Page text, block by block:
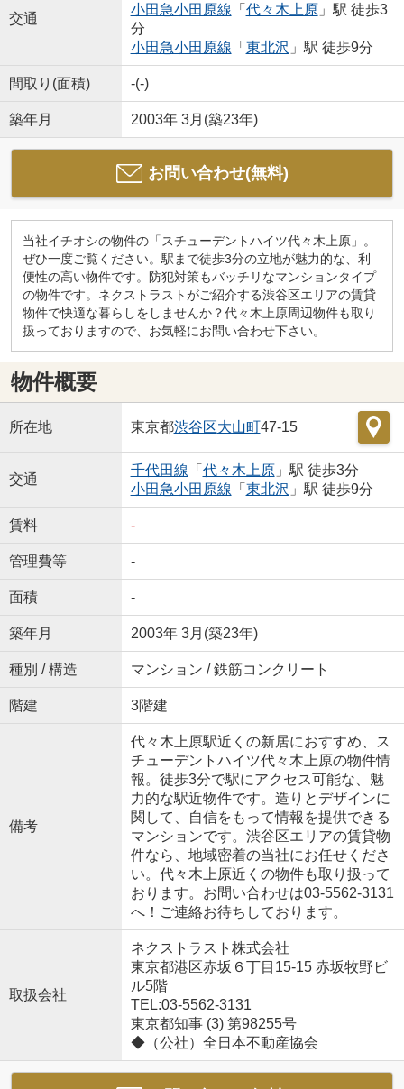
交通
小田急小田原線 「 代々木上原」駅 徒歩3
分
小田急小田原線 「 東北沢 」駅 徒歩9分
間取り(面積) -(-)
築年月 2003年 3月(築23年)
お問い合わせ(無料)
当社イチオシの物件の「スチューデントハイツ代々木上原」。
ぜひ一度ご覧ください。駅まで徒歩3分の立地が魅力的な、利
便性の高い物件です。防犯対策もバッチリなマンションタイプ
の物件です。ネクストラストがご紹介する渋谷区エリアの賃貸
物件で快適な暮らしをしませんか？代々木上原周辺物件も取り
扱っておりますので、お気軽にお問い合わせ下さい。
物件概要
所在地 東京都渋谷区大山町47-15
交通
千代田線 「 代々木上原」駅 徒歩3分
小田急小田原線 「 東北沢 」駅 徒歩9分
賃料 -
管理費等 -
面積 -
築年月 2003年 3月(築23年)
種別 / 構造 マンション / 鉄筋コンクリート
階建 3階建
備考
代々木上原駅近くの新居におすすめ、ス
チューデントハイツ代々木上原の物件情
報。徒歩3分で駅にアクセス可能な、魅
力的な駅近物件です。造りとデザインに
関して、自信をもって情報を提供できる
マンションです。渋谷区エリアの賃貸物
件なら、地域密着の当社にお任せくださ
い。代々木上原近くの物件も取り扱って
おります。お問い合わせは03-5562-3131
へ！ご連絡お待ちしております。
取扱会社
ネクストラスト株式会社
東京都港区赤坂６丁目15-15 赤坂牧野ビ
ル5階
TEL:03-5562-3131
東京都知事 (3) 第98255号
◆（公社）全日本不動産協会